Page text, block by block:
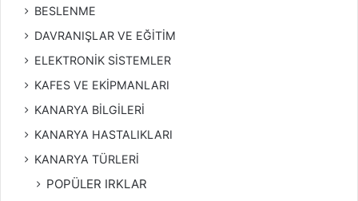
BESLENME
DAVRANIŞLAR VE EĞİTİM
ELEKTRONİK SİSTEMLER
KAFES VE EKİPMANLARI
KANARYA BİLGİLERİ
KANARYA HASTALIKLARI
KANARYA TÜRLERİ
POPÜLER IRKLAR